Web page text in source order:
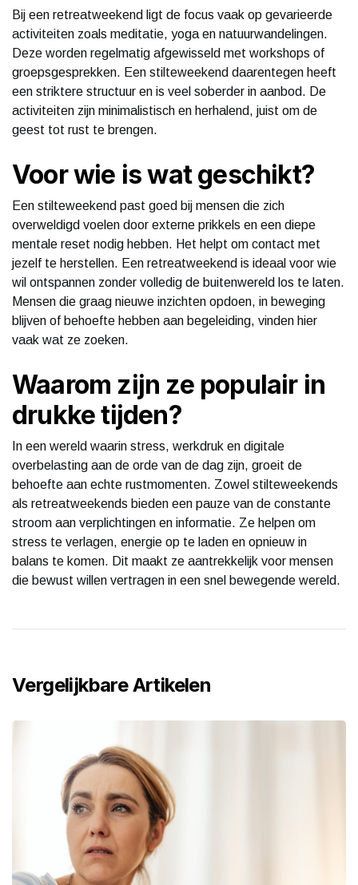
Bij een retreatweekend ligt de focus vaak op gevarieerde
activiteiten zoals meditatie, yoga en natuurwandelingen.
Deze worden regelmatig afgewisseld met workshops of
groepsgesprekken. Een stilteweekend daarentegen heeft
een striktere structuur en is veel soberder in aanbod. De
activiteiten zijn minimalistisch en herhalend, juist om de
geest tot rust te brengen.
Voor wie is wat geschikt?
Een stilteweekend past goed bij mensen die zich
overweldigd voelen door externe prikkels en een diepe
mentale reset nodig hebben. Het helpt om contact met
jezelf te herstellen. Een retreatweekend is ideaal voor wie
wil ontspannen zonder volledig de buitenwereld los te laten.
Mensen die graag nieuwe inzichten opdoen, in beweging
blijven of behoefte hebben aan begeleiding, vinden hier
vaak wat ze zoeken.
Waarom zijn ze populair in
drukke tijden?
In een wereld waarin stress, werkdruk en digitale
overbelasting aan de orde van de dag zijn, groeit de
behoefte aan echte rustmomenten. Zowel stilteweekends
als retreatweekends bieden een pauze van de constante
stroom aan verplichtingen en informatie. Ze helpen om
stress te verlagen, energie op te laden en opnieuw in
balans te komen. Dit maakt ze aantrekkelijk voor mensen
die bewust willen vertragen in een snel bewegende wereld.
Vergelijkbare Artikelen